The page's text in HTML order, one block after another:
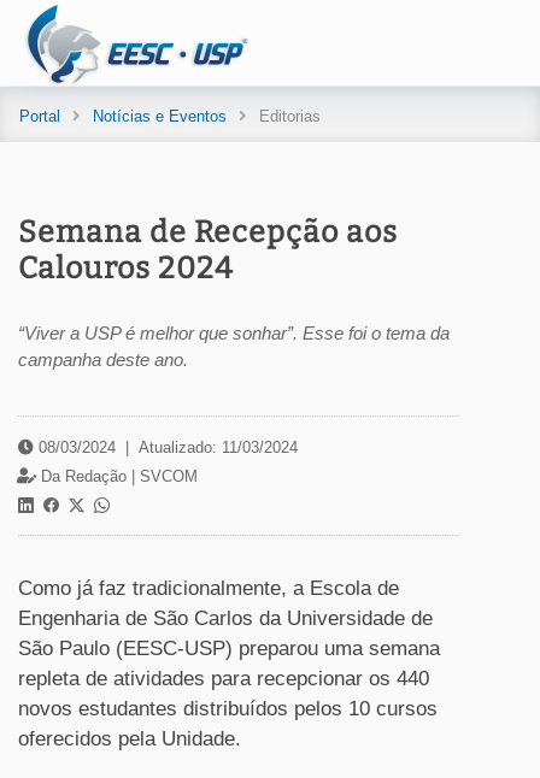
Portal Notícias e Eventos Editorias
Semana de Recepção aos
Calouros 2024
“Viver a USP é melhor que sonhar”. Esse foi o tema da
campanha deste ano.
08/03/2024
Atualizado: 11/03/2024
Da Redação | SVCOM
Como já faz tradicionalmente, a Escola de
Engenharia de São Carlos da Universidade de
São Paulo (EESC-USP) preparou uma semana
repleta de atividades para recepcionar os 440
novos estudantes distribuídos pelos 10 cursos
oferecidos pela Unidade.